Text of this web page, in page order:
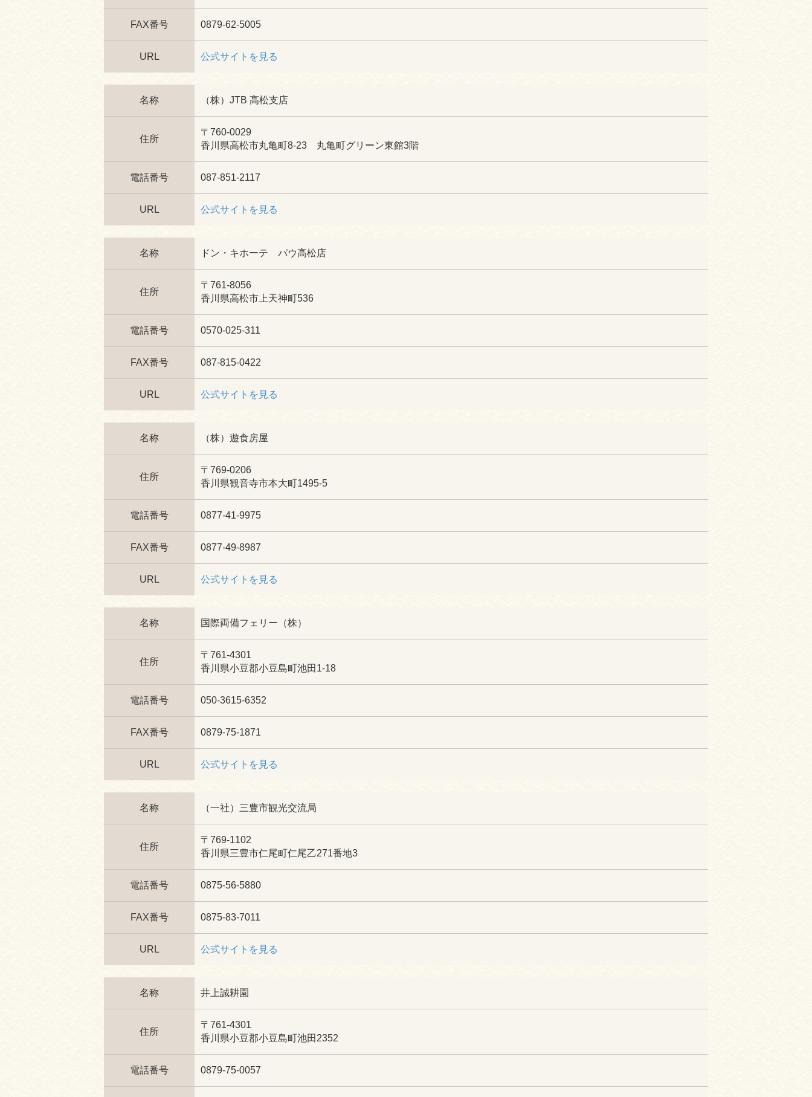
FAX番号 0879-62-5005
URL 公式サイトを見る
名称 （株）JTB 高松支店
住所
〒760-0029
香川県高松市丸亀町8-23 丸亀町グリーン東館3階
電話番号 087-851-2117
URL 公式サイトを見る
名称 ドン・キホーテ パウ高松店
住所
〒761-8056
香川県高松市上天神町536
電話番号 0570-025-311
FAX番号 087-815-0422
URL 公式サイトを見る
名称 （株）遊食房屋
住所
〒769-0206
香川県観音寺市本大町1495-5
電話番号 0877-41-9975
FAX番号 0877-49-8987
URL 公式サイトを見る
名称 国際両備フェリー（株）
住所
〒761-4301
香川県小豆郡小豆島町池田1-18
電話番号 050-3615-6352
FAX番号 0879-75-1871
URL 公式サイトを見る
名称 （一社）三豊市観光交流局
住所
〒769-1102
香川県三豊市仁尾町仁尾乙271番地3
電話番号 0875-56-5880
FAX番号 0875-83-7011
URL 公式サイトを見る
名称 井上誠耕園
住所
〒761-4301
香川県小豆郡小豆島町池田2352
電話番号 0879-75-0057